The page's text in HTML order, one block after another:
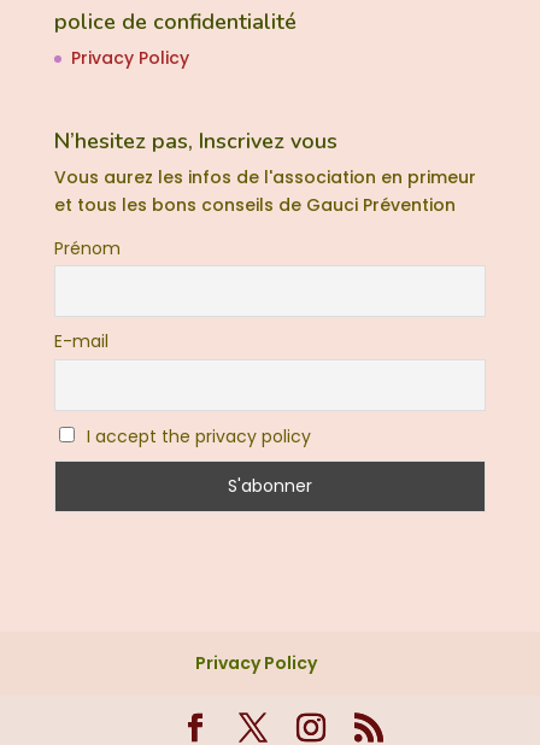
police de confidentialité
Privacy Policy
N’hesitez pas, Inscrivez vous
Vous aurez les infos de l'association en primeur
et tous les bons conseils de Gauci Prévention
Prénom
E-mail
I accept the privacy policy
Privacy Policy